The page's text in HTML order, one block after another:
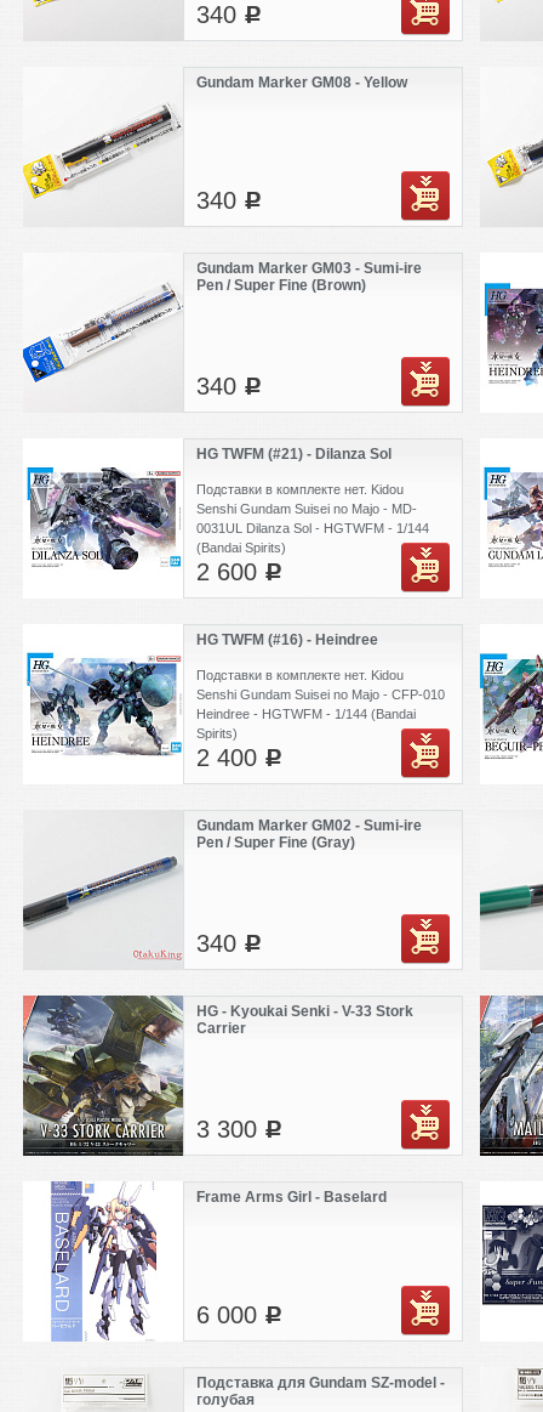
340 c
Gundam Marker GM08 - Yellow
340 c
Gundam Marker GM03 - Sumi-ire
Pen / Super Fine (Brown)
340 c
HG TWFM (#21) - Dilanza Sol
Подставки в комплекте нет. Kidou
Senshi Gundam Suisei no Majo - MD-
0031UL Dilanza Sol - HGTWFM - 1/144
(Bandai Spirits)
2 600 c
HG TWFM (#16) - Heindree
Подставки в комплекте нет. Kidou
Senshi Gundam Suisei no Majo - CFP-010
Heindree - HGTWFM - 1/144 (Bandai
Spirits)
2 400 c
Gundam Marker GM02 - Sumi-ire
Pen / Super Fine (Gray)
340 c
HG - Kyoukai Senki - V-33 Stork
Carrier
3 300 c
Frame Arms Girl - Baselard
6 000 c
Подставка для Gundam SZ-model -
голубая